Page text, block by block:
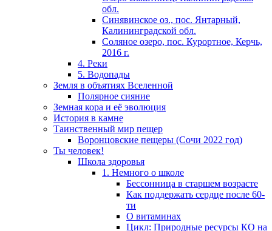
обл.
Синявинское оз., пос. Янтарный,
Калининградской обл.
Соляное озеро, пос. Курортное, Керчь,
2016 г.
4. Реки
5. Водопады
Земля в объятиях Вселенной
Полярное сияние
Земная кора и её эволюция
История в камне
Таинственный мир пещер
Воронцовские пещеры (Сочи 2022 год)
Ты человек!
Школа здоровья
1. Немного о школе
Бессонница в старшем возрасте
Как поддержать сердце после 60-
ти
О витаминах
Цикл: Природные ресурсы КО на